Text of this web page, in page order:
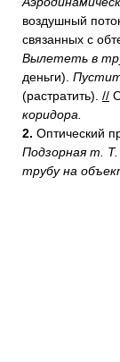
воздушный
связанных с
Вылететь в
деньги).
(растратить). //
коридора.
2. Оптический
Подзорная т.
трубу на